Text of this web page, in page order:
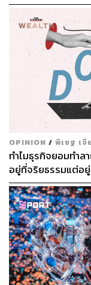
OPINION / พิเชฐ เ
ทำไมธุรกิจยอมทำล
อยู่ที่จริยธรรมแต่อ